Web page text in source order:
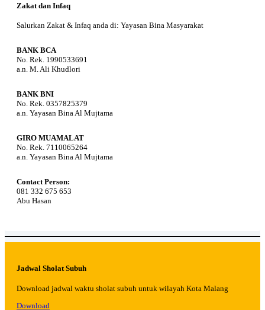
Zakat dan Infaq
Salurkan Zakat & Infaq anda di: Yayasan Bina Masyarakat
BANK BCA
No. Rek. 1990533691
a.n. M. Ali Khudlori
BANK BNI
No. Rek. 0357825379
a.n. Yayasan Bina Al Mujtama
GIRO MUAMALAT
No. Rek. 7110065264
a.n. Yayasan Bina Al Mujtama
Contact Person:
081 332 675 653
Abu Hasan
Jadwal Sholat Subuh
Download jadwal waktu sholat subuh untuk wilayah Kota Malang
Download